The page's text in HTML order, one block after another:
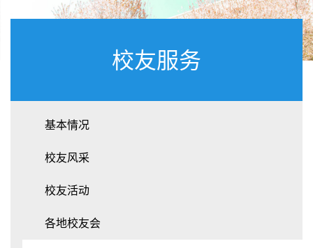
校友服务
基本情况
校友风采
校友活动
各地校友会